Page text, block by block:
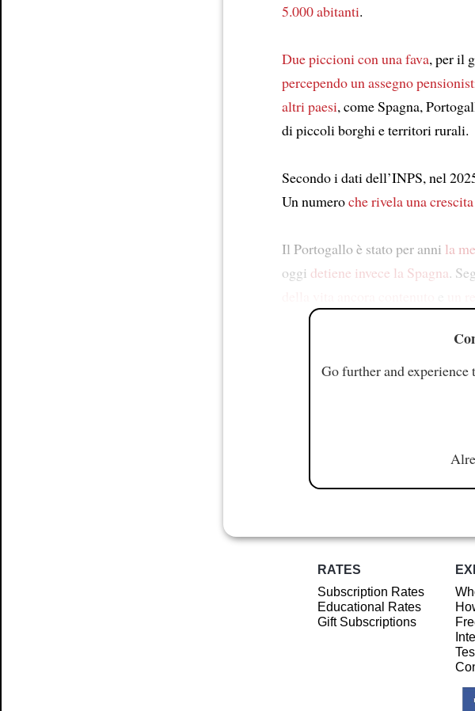
5.000 abitanti.
Due piccioni con una fava, per il
percependo un assegno
altri paesi, come Spagna,
di piccoli borghi e territori rurali.
Secondo i dati dell’INPS, nel
Un numeroche rivela una crescita
Il Portogallo è stato per anni la
oggi detiene invece la Spagna.
Go further and
RATES
Subscription Rates
Educational Rates
Gift Subscriptions